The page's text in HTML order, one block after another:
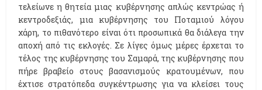
τελείωνε η θητεία μιας κυβέρνησης απλώς κεντρώας ή
κεντροδεξιάς, μια κυβέρνησης του Ποταμιού λόγου
χάρη, το πιθανότερο είναι ότι προσωπικά θα διάλεγα την
αποχή από τις εκλογές. Σε λίγες όμως μέρες έρχεται το
τέλος της κυβέρνησης του Σαμαρά, της κυβέρνησης που
πήρε βραβείο στους βασανισμούς κρατουμένων, που
έχτισε στρατόπεδα συγκέντρωσης για να κλείσει τους